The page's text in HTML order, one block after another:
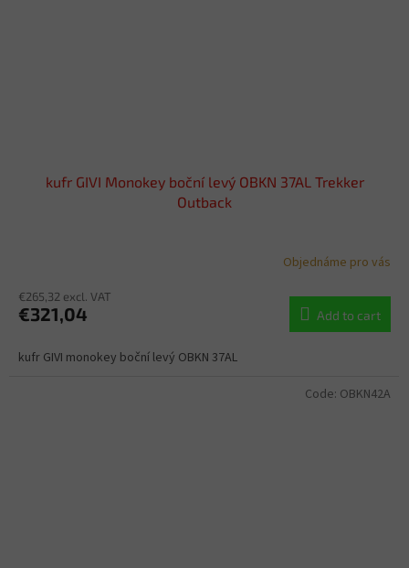
kufr GIVI Monokey boční levý OBKN 37AL Trekker
Outback
Objednáme pro vás
€265,32 excl. VAT
€321,04 Add to cart
kufr GIVI monokey boční levý OBKN 37AL
Code: OBKN42A